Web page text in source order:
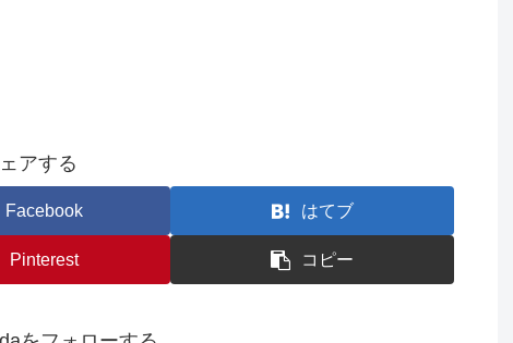
アする
Facebook はてブ
Pinterest コピー